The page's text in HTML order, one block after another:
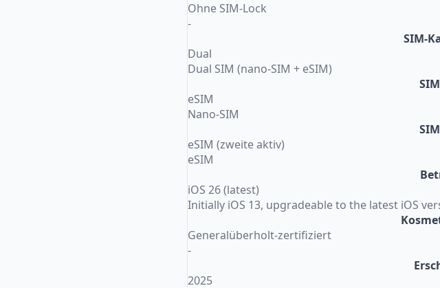
Ohne SIM-Lock
-
SIM-
Dual
Dual SIM (nano-SIM + eSIM)
eSIM
Nano-SIM
eSIM (zweite aktiv)
eSIM
iOS 26 (latest)
Initially iOS 13, upgradeable to the latest iOS
Generalüberholt-zertifiziert
-
2025